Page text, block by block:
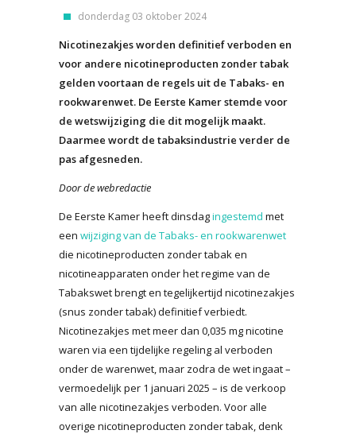
donderdag 03 oktober 2024
Nicotinezakjes worden definitief verboden en
voor andere nicotineproducten zonder tabak
gelden voortaan de regels uit de Tabaks- en
rookwarenwet. De Eerste Kamer stemde voor
de wetswijziging die dit mogelijk maakt.
Daarmee wordt de tabaksindustrie verder de
pas afgesneden.
Door de webredactie
De Eerste Kamer heeft dinsdagingestemd met
een wijziging van de Tabaks- en rookwarenwet
die nicotineproducten zonder tabak en
nicotineapparaten onder het regime van de
Tabakswet brengt en tegelijkertijd nicotinezakjes
(snus zonder tabak) definitief verbiedt.
Nicotinezakjes met meer dan 0,035 mg nicotine
waren via een tijdelijke regeling al verboden
onder de warenwet, maar zodra de wet ingaat –
vermoedelijk per 1 januari 2025 – is de verkoop
van alle nicotinezakjes verboden. Voor alle
overige nicotineproducten zonder tabak, denk